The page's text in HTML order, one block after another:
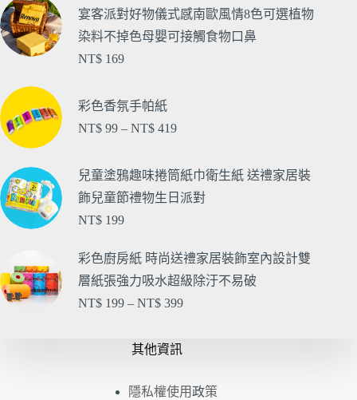
宴客派對好物儀式感南歐風情8色可選植物
染料不掉色母嬰可接觸食物口鼻
NT$ 169
彩色香氛手帕紙
NT$ 99 – NT$ 419
兒童塗鴉趣味捲筒紙巾衛生紙 送禮家居裝
飾兒童節禮物生日派對
NT$ 199
彩色廚房紙 時尚送禮家居裝飾室內設計雙
層紙張強力吸水超級除汙不易破
NT$ 199 – NT$ 399
其他資訊
隱私權使用政策